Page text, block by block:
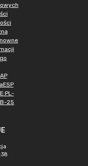
25